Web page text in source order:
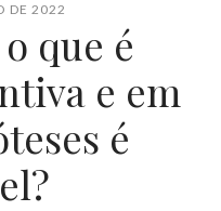
DE 2022
que é
e em
é